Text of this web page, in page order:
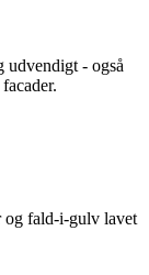
- også
og fald-i-gulv lavet